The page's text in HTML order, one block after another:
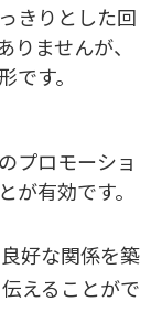
きりとした回
ませんが、
す。
プロモーショ
が有効です。
好な関係を築
えることがで